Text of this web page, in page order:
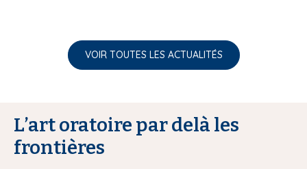
VOIR TOUTES LES ACTUALITÉS
L’art oratoire par delà les
frontières